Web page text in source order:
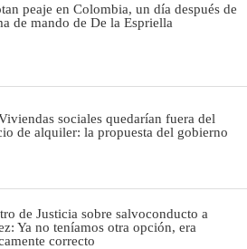
peaje en Colombia, un día después de
de mando de De la Espriella
sociales quedarían fuera del
de alquiler: la propuesta del gobierno
de Justicia sobre salvoconducto a
Ya no teníamos otra opción, era
correcto